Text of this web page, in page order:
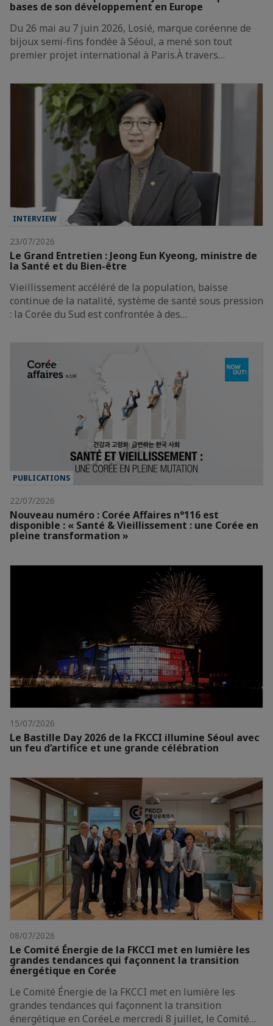
bases de son développement en Europe
Du 26 mai au 7 juin 2026, Losié, marque coréenne de
bijoux semi-fins fondée à Séoul, a mené son tout
premier projet international à Paris.À travers…
INTERVIEW
23/07/2026
Le Grand Entretien : Jeong Eun Kyeong, ministre de
la Santé et du Bien-être
Vieillissement accéléré de la population, baisse
continue de la natalité, système de santé sous pression
: la Corée du Sud est confrontée à des…
PUBLICATIONS
22/07/2026
Nouveau numéro : Corée Affaires n°116 est
disponible : « Santé & Vieillissement : une Corée en
pleine transformation »
15/07/2026
Le Bastille Day 2026 de la FKCCI illumine Séoul avec
un feu d’artifice et une grande célébration
08/07/2026
Le Comité Énergie de la FKCCI met en lumière les
grandes tendances qui façonnent la transition
énergétique en Corée
Le Comité Énergie de la FKCCI met en lumière les
grandes tendances qui façonnent la transition
énergétique en CoréeLe mercredi 8 juillet, le Comité…